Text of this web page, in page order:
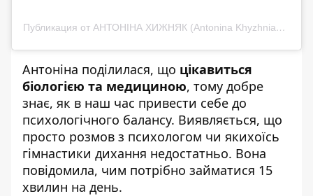
Публикация от АНТОНІНА ХИЖНЯК (Antonina Khyzhniak) (@tonya_actress)
Антоніна поділилася, що цікавиться
біологією та медициною, тому добре
знає, як в наш час привести себе до
психологічного балансу. Виявляється, що
просто розмов з психологом чи якихоїсь
гімнастики дихання недостатньо. Вона
повідомила, чим потрібно займатися 15
хвилин на день.